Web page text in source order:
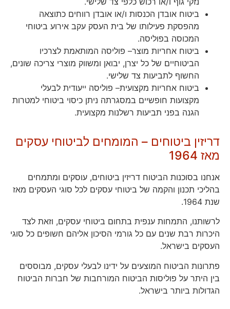
ביטוח אובדן הכנסות ו/או אובדן רווחים כתוצאה
מהפסקת פעילותו של בית העסק עקב אירוע ביטוחי
המכוסה בפוליסה.
ביטוח אחריות מוצר– פוליסה המותאמת לצרכיו
הביטוחיים של כל יצרן, יבואן ומשווק מוצרי צריכה שונים,
החשוף לתביעות צד שלישי.
ביטוח אחריות מקצועית– פוליסה ייעודית לבעלי
מקצועות חופשיים במסגרתה ניתן כיסוי ביטוחי למטרות
הגנה בפני תביעות רשלנות מקצועית.
דריזין ביטוחים – המומחים לביטוחי עסקים
מאז 1964
אנחנו בסוכנות הביטוח דריזין ביטוחים, עוסקים ומתמחים
בהליכי תכנון והקמה של ביטוחי עסקים לכל סוגי העסקים מאז
שנת 1964.
לרשותנו, התמחות ענפית בתחום ביטוחי עסקים, וזאת לצד
היכרות רבת שנים עם כל גורמי הסיכון אליהם חשופים כל סוגי
העסקים בישראל.
פתרונות הביטוח המוצעים על ידינו לבעלי עסקים, מבוססים
בין היתר על פוליסות הביטוח המורחבות של חברות הביטוח
הגדולות ביותר בישראל.